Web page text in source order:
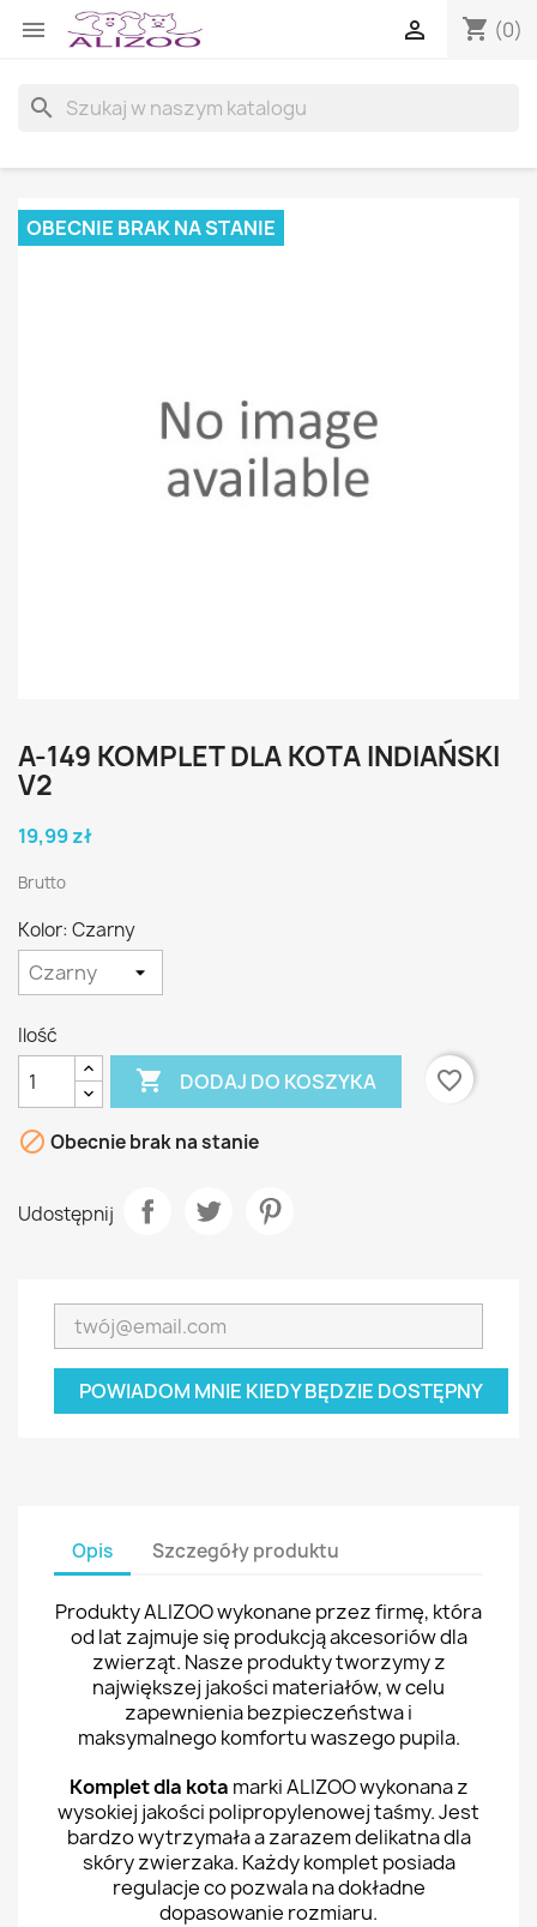
 shopping_cart (0)

search
OBECNIE BRAK NA STANIE
A-149 KOMPLET DLA KOTA INDIAŃSKI
V2
19,99 zł
Brutto
Kolor: Czarny
Ilość
 DODAJ DO KOSZYKA favorite_border
 Obecnie brak na stanie
Udostępnij
POWIADOM MNIE KIEDY BĘDZIE DOSTĘPNY
Opis Szczegóły produktu
Produkty ALIZOO wykonane przez firmę, która
od lat zajmuje się produkcją akcesoriów dla
zwierząt. Nasze produkty tworzymy z
największej jakości materiałów, w celu
zapewnienia bezpieczeństwa i
maksymalnego komfortu waszego pupila.
Komplet dla kota marki ALIZOO wykonana z
wysokiej jakości polipropylenowej taśmy. Jest
bardzo wytrzymała a zarazem delikatna dla
skóry zwierzaka. Każdy komplet posiada
regulacje co pozwala na dokładne
dopasowanie rozmiaru.